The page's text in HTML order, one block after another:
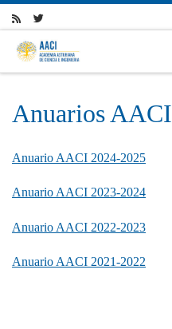
Skip to content
Anuarios AACI
Anuario AACI 2024-2025
Anuario AACI 2023-2024
Anuario AACI 2022-2023
Anuario AACI 2021-2022